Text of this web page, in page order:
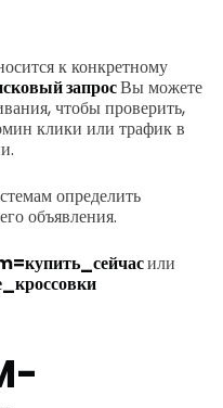
к конкретному
запросВы можете
чтобы проверить,
клики или трафик в
определить
объявления.
или